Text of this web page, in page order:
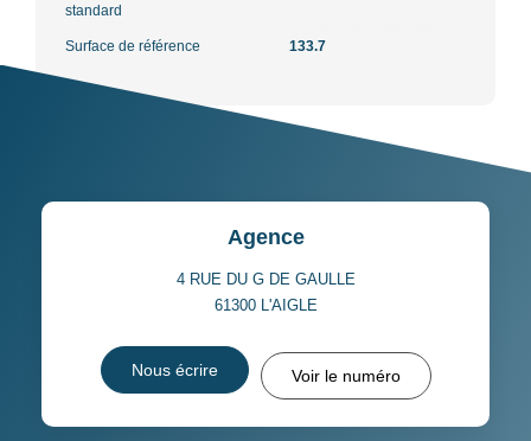
standard
Surface de référence 133.7
Agence
4 RUE DU G DE GAULLE
61300 L'AIGLE
Nous écrire Voir le numéro